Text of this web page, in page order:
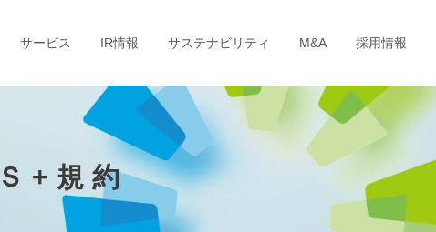
サービス IR情報 サステナビリティ M&A 採用情報
+規約